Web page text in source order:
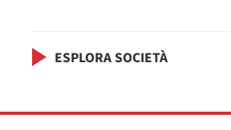
ESPLORA SOCIETÀ